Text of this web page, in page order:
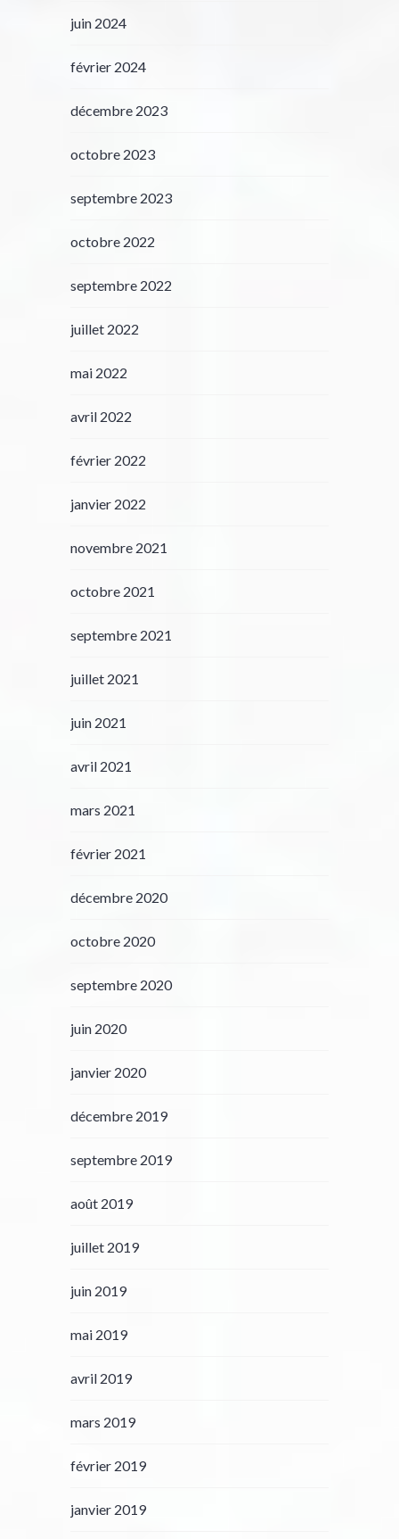
juin 2024
février 2024
décembre 2023
octobre 2023
septembre 2023
octobre 2022
septembre 2022
juillet 2022
mai 2022
avril 2022
février 2022
janvier 2022
novembre 2021
octobre 2021
septembre 2021
juillet 2021
juin 2021
avril 2021
mars 2021
février 2021
décembre 2020
octobre 2020
septembre 2020
juin 2020
janvier 2020
décembre 2019
septembre 2019
août 2019
juillet 2019
juin 2019
mai 2019
avril 2019
mars 2019
février 2019
janvier 2019